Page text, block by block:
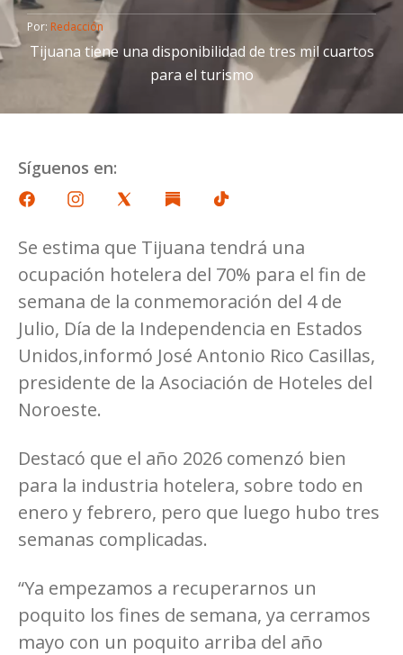
Por: Redacción
Tijuana tiene una disponibilidad de tres mil cuartos
para el turismo
Síguenos en:
Se estima que Tijuana tendrá una
ocupación hotelera del 70% para el fin de
semana de la conmemoración del 4 de
Julio, Día de la Independencia en Estados
Unidos,informó José Antonio Rico Casillas,
presidente de la Asociación de Hoteles del
Noroeste.
Destacó que el año 2026 comenzó bien
para la industria hotelera, sobre todo en
enero y febrero, pero que luego hubo tres
semanas complicadas.
“Ya empezamos a recuperarnos un
poquito los fines de semana, ya cerramos
mayo con un poquito arriba del año